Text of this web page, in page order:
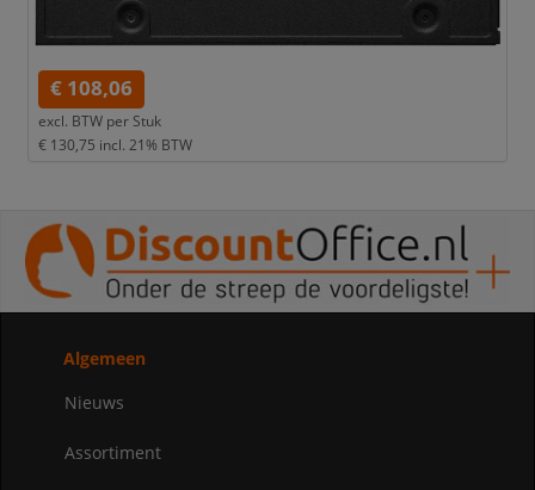
€ 108,06
excl. BTW per Stuk
€ 130,75 incl. 21% BTW
Algemeen
Nieuws
Assortiment